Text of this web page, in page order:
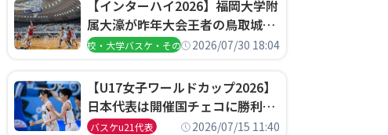
【インターハイ2026】福岡大学附
属大濠が昨年大会王者の鳥取城北
を撃破、大阪薫英女学院は岐阜女
高校・大学バスケ・その他2026/07/30 18:04
【U17女子ワールドカップ2026】
日本代表は開催国チェコに勝利し
て予選グループ3連勝で首位通
バスケu21代表 2026/07/15 11:40